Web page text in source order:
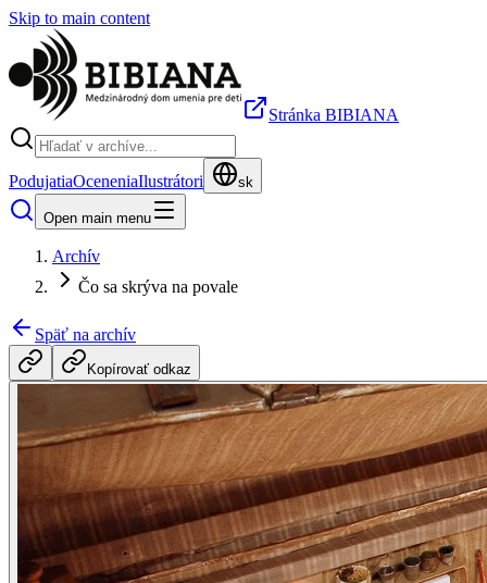
Skip to main content
Stránka BIBIANA
PodujatiaOceneniaIlustrátori sk
Open main menu
Archív
Čo sa skrýva na povale
Späť na archív
Kopírovať odkaz